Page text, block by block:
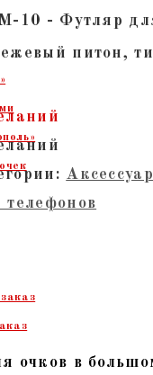
10 - Футляр
питон,
очков в